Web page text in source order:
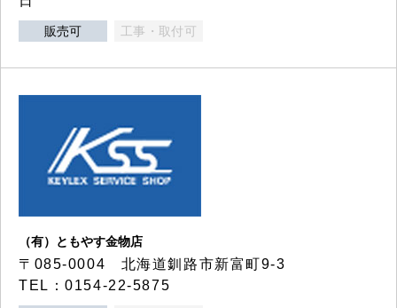
販売可 工事・取付可
（有）ともやす金物店
〒085-0004 北海道釧路市新富町9-3
TEL：0154-22-5875